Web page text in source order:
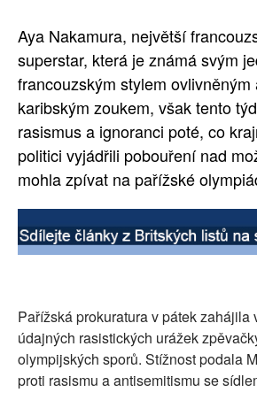
Aya Nakamura, největší
superstar, která je známá svým
francouzským stylem ovlivněným
karibským zoukem, však tento
rasismus a ignoranci poté, co
politici vyjádřili pobouření nad
mohla zpívat na pařížské
Pařížská prokuratura v pátek zahájila
údajných rasistických urážek
olympijských sporů. Stížnost podala
proti rasismu a antisemitismu se